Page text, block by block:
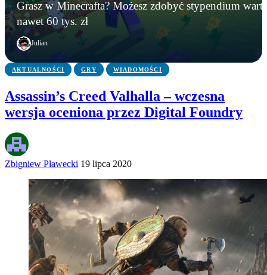
Grasz w Minecrafta? Możesz zdobyć stypendium warte
nawet 60 tys. zł
Julian
Instalowali gry na Steamie, a tracili kryptowaluty.
FBI zatrzymało podejrzanego
Microsoft zamyka Xbox Polska? Lokalny oddział
ma zniknąć po niemal 20 latach
Grasz w Minecrafta? Możesz zdobyć stypendium
warte nawet 60 tys. zł
AKTUALNOŚCI GRY WIADOMOŚCI
Assassin’s Creed Valhalla – wczesna
wersja oceniona przez Digital Foundry
Zbigniew Pławecki 19 lipca 2020